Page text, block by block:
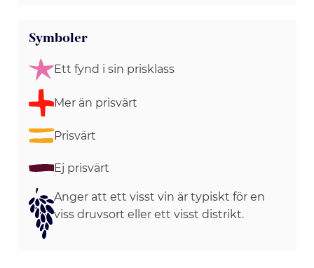
Symboler
Ett fynd i sin prisklass
Mer än prisvärt
Prisvärt
Ej prisvärt
Anger att ett visst vin är typiskt för en
viss druvsort eller ett visst distrikt.